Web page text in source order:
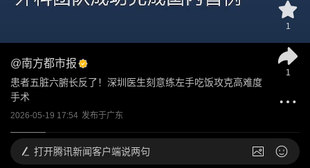
@南方都市报
患者五脏六腑长反了！深圳医生刻意练左手吃饭攻克高难度
手术
2026-05-19 17:54 发布于广东
1
1
打开腾讯新闻客户端说两句